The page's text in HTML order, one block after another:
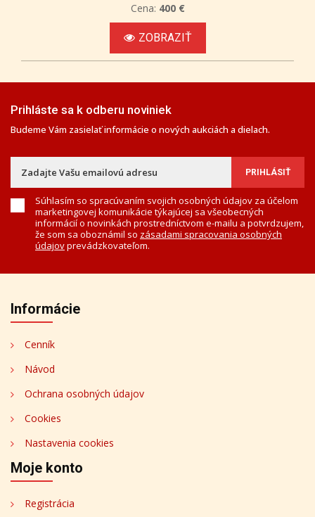
Cena: 400 €
ZOBRAZIŤ
Prihláste sa k odberu noviniek
Budeme Vám zasielať informácie o nových aukciách a dielach.
Súhlasím so spracúvaním svojich osobných údajov za účelom
marketingovej komunikácie týkajúcej sa všeobecných
informácií o novinkách prostredníctvom e-mailu a potvrdzujem,
že som sa oboznámil so zásadami spracovania osobných
údajovprevádzkovateľom.
Informácie
Cenník
Návod
Ochrana osobných údajov
Cookies
Nastavenia cookies
Moje konto
Registrácia